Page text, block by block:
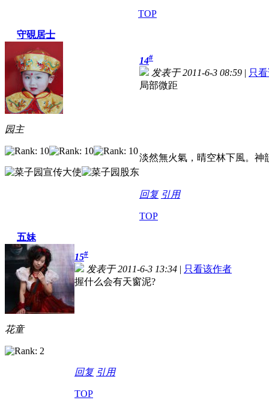
TOP
守硯居士
园主
14#
发表于 2011-6-3 08:59 | 只
局部微距
淡然無火氣，晴空林下風。神
回复 引用
TOP
五妹
花童
15#
发表于 2011-6-3 13:34 | 只看该作者
握什么会有天窗泥?
回复 引用
TOP